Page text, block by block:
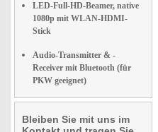
LED-Full-HD-Beamer, native
1080p mit WLAN-HDMI-
Stick
Audio-Transmitter & -
Receiver mit Bluetooth (für
PKW geeignet)
Bleiben Sie mit uns im